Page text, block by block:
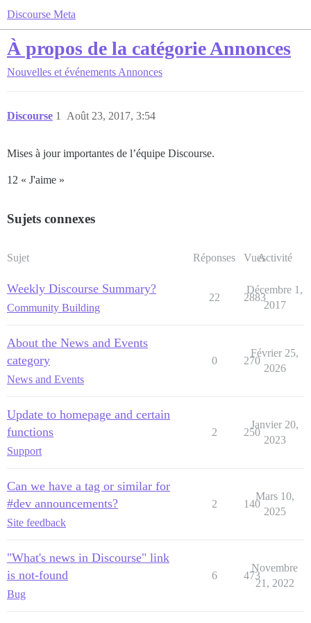
Discourse Meta
À propos de la catégorie Annonces
Nouvelles et événements Annonces
Discourse Août 23, 2017, 3:54
1
Mises à jour importantes de l’équipe Discourse.
12 « J'aime »
Sujets connexes
Sujet Réponses VuesActivité
Weekly Discourse Summary?
Community Building
22 2883
Décembre 1,
2017
About the News and Events
category
News and Events
0 270
Février 25,
2026
Update to homepage and certain
functions
Support
2 250
Janvier 20,
2023
Can we have a tag or similar for
#dev announcements?
Site feedback
2 140
Mars 10,
2025
"What's news in Discourse" link
is not-found
Bug
6 473
Novembre
21, 2022